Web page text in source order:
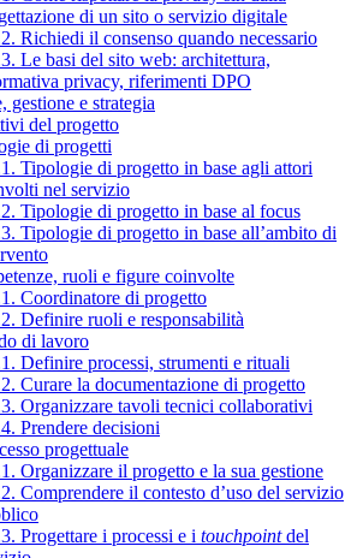
di un sito o servizio digitale
Richiedi il consenso quando necessario
Le basi del sito web: architettura,
privacy, riferimenti DPO
gestione e strategia
del progetto
di progetti
Tipologie di progetto in base agli attori
nel servizio
Tipologie di progetto in base al focus
Tipologie di progetto in base all’ambito di
ruoli e figure coinvolte
Coordinatore di progetto
Definire ruoli e responsabilità
di lavoro
Definire processi, strumenti e rituali
Curare la documentazione di progetto
Organizzare tavoli tecnici collaborativi
Prendere decisioni
progettuale
Organizzare il progetto e la sua gestione
Comprendere il contesto d’uso del servizio
Progettare i processi e i touchpointdel